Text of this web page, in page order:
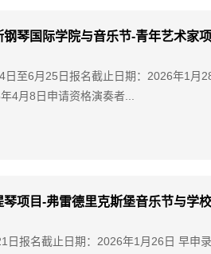
琴国际学院与音乐节-青年艺术家
日至6月25日报名截止日期：2026年1月
4月8日申请资格演奏者...
项目-弗雷德里克斯堡音乐节与学校
日报名截止日期：2026年1月26日 早申